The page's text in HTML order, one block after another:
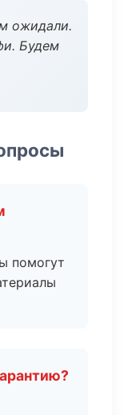
ожидали.
Будем
помогут